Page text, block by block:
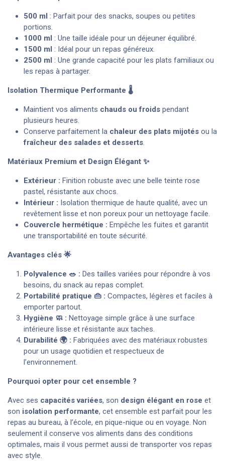
500 ml : Parfait pour des snacks, soupes ou petites
portions.
1000 ml : Une taille idéale pour un déjeuner équilibré.
1500 ml : Idéal pour un repas généreux.
2500 ml : Une grande capacité pour les plats familiaux ou
les repas à partager.
Isolation Thermique Performante 🌡️
Maintient vos aliments chauds ou froids pendant
plusieurs heures.
Conserve parfaitement la chaleur des plats mijotés ou la
fraîcheur des salades et desserts.
Matériaux Premium et Design Élégant ✨
Extérieur : Finition robuste avec une belle teinte rose
pastel, résistante aux chocs.
Intérieur : Isolation thermique de haute qualité, avec un
revêtement lisse et non poreux pour un nettoyage facile.
Couvercle hermétique : Empêche les fuites et garantit
une transportabilité en toute sécurité.
Avantages clés 🌟
Polyvalence 🥗 : Des tailles variées pour répondre à vos
besoins, du snack au repas complet.
Portabilité pratique 👜 : Compactes, légères et faciles à
emporter partout.
Hygiène 🧼 : Nettoyage simple grâce à une surface
intérieure lisse et résistante aux taches.
Durabilité 🌍 : Fabriquées avec des matériaux robustes
pour un usage quotidien et respectueux de
l’environnement.
Pourquoi opter pour cet ensemble ?
Avec ses capacités variées, son design élégant en rose et
son isolation performante, cet ensemble est parfait pour les
repas au bureau, à l’école, en pique-nique ou en voyage. Non
seulement il conserve vos aliments dans des conditions
optimales, mais il vous permet aussi de transporter vos repas
avec style.